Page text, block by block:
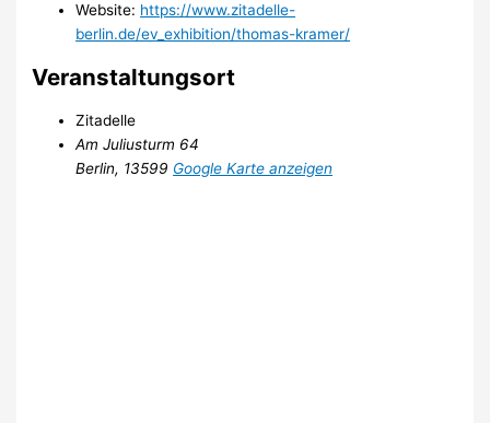
Website: https://www.zitadelle-
berlin.de/ev_exhibition/thomas-kramer/
Veranstaltungsort
Zitadelle
Am Juliusturm 64
Berlin, 13599 Google Karte anzeigen